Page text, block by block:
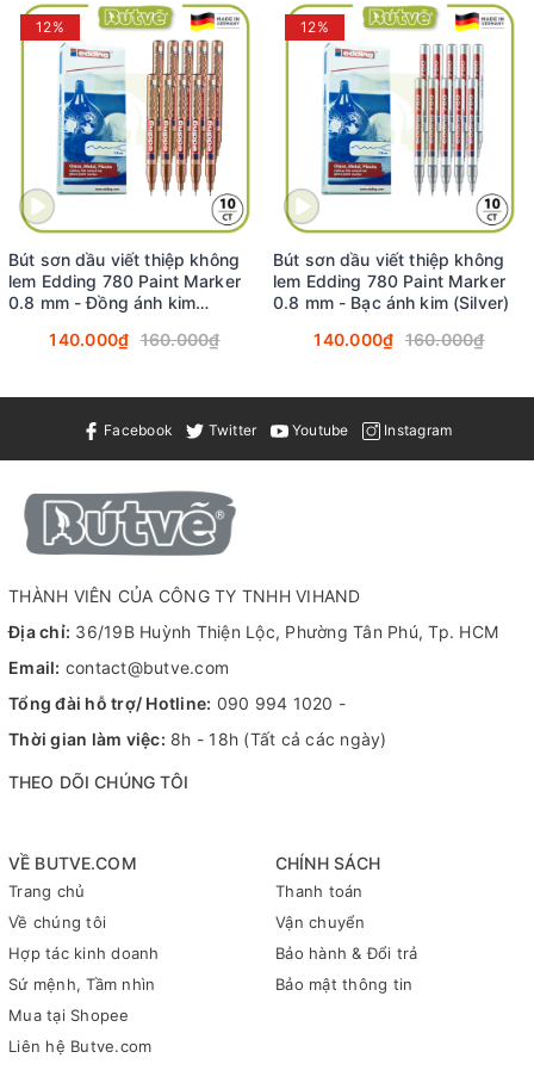
Ứng dụng
xuất, công nghiệp (như kim loại, nhựa, thủy
tinh, cao su) nhờ khả năng kháng nước,
chống phai màu, chịu hóa chất và chịu nhiệt
độ cực cao lên đến 1000 °C.
MSDS File MSDS (Material Safety Data Sheet)
Thông tin
hỗ trợ
Call / Zalo: 090 994 1020 (Vihand Shop); Liên
hệ:https://zalo.me/0909941020
Lưu ý Giá đã bao gồm VAT (liên hệ để được hỗ trợ)
THÔNG TIN SẢN PHẨM: EDDING 750 PAINT
MARKER:
bút đánh dấu hiệu suất cao đến từ thương hiệu Edding (Đức).
Với thiết kế ngòi tròn cho nét viết đậm và chất mực sơn dầu
bền bỉ, đây là giải pháp ưu việt dùng để đánh dấu, viết mã số
và phân loại vĩnh viễn trên các bề mặt cứng trong sản xuất,
công nghiệp (như kim loại, nhựa, thủy tinh, cao su) nhờ khả
năng kháng nước, chống phai màu, chịu hóa chất và chịu nhiệt
độ cực cao lên đến 1000 °C.
12%
Bút sơn dầu viết thiệp không
lem Edding 780 Paint Marker
0.8 mm - Đồng ánh kim
140.000₫ 160.000₫
12%
Bút sơn dầu viết thiệp không
lem Edding 780 Paint Marker
0.8 mm - Bạc ánh kim (Silver)
140.000₫ 160.000₫
Facebook Twitter Youtube Instagram
VỀ BUTVE.COM
Trang chủ
Về chúng tôi
Hợp tác kinh doanh
Sứ mệnh, Tầm nhìn
Mua tại Shopee
Liên hệ Butve.com
CHÍNH SÁCH
Thanh toán
Vận chuyển
Bảo hành & Đổi trả
Bảo mật thông tin
THÀNH VIÊN CỦA CÔNG TY TNHH VIHAND
Địa chỉ: 36/19B Huỳnh Thiện Lộc, Phường Tân Phú, Tp. HCM
Email: contact@butve.com
Tổng đài hỗ trợ/ Hotline: 090 994 1020 -
Thời gian làm việc: 8h - 18h (Tất cả các ngày)
THEO DÕI CHÚNG TÔI